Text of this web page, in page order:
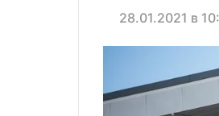
28.01.2021 в